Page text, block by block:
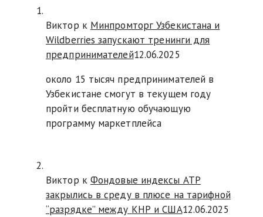
Виктор к Минпромторг Узбекистана и
Wildberries запускают тренинги для
предпринимателей12.06.2025
около 15 тысяч предпринимателей в
Узбекистане смогут в текущем году
пройти бесплатную обучающую
программу маркетплейса
Виктор к Фондовые индексы АТР
закрылись в среду в плюсе на тарифной
“разрядке” между КНР и США12.06.2025